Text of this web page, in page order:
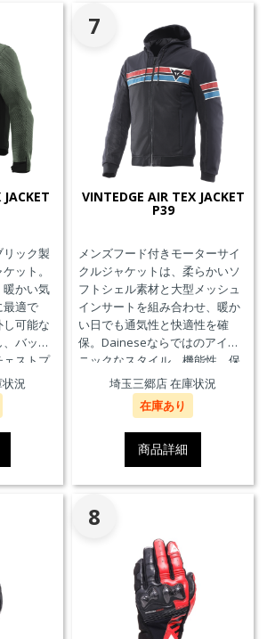
ック製
ット。
暖かい気
最適で
可能な
バック
ェストプ
いま
況
7
VINTEDGE AIR TEX JACKET
P39
メンズフード付きモーターサイ
クルジャケットは、柔らかいソ
フトシェル素材と大型メッシュ
インサートを組み合わせ、暖か
い日でも通気性と快適性を確
保。Daineseならではのアイコ
ニックなスタイル、機能性、保
護性能を兼ね備え、郊外でのツ
ーリングや都市での通勤に最適
埼玉三郷店 在庫状況
在庫あり
商品詳細
8